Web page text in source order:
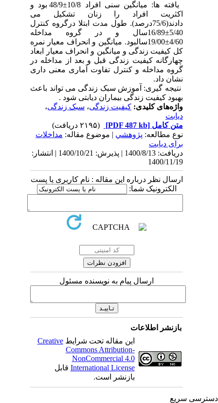
یافته ها: میانگین سنی افراد 10/8±48/9 بود و
اکثریت افراد را زنان تشکیل می
دادند(75/6درصد). طول مدت ابتلا درگروه کنترل
5/40±16/89سال و در گروه مداخله
4/60±19/00سالبود. میانگین و انحراف معیار نمره
کل کیفیت زندگی و میانگین و انحراف معیار ابعاد
چهارگانه کیفیت زندگی قبل و بعد از مداخله در
گروه مداخله و کنترل تفاوت آماری معنی داری
نشان داد.
نتیجه گیری: آموزش سبک زندگی می تواند باعث
بهبود کیفیت زندگی بیماران دیابتی شود .
واژه‌های کلیدی:کیفیت زندگی،سبک زندگی،
دیابت
متن کامل[PDF 487 kb]
نوع مطالعه:پژوهشي| موضوع مقاله:مداخلات
برای دیابت
دریافت: 1400/8/13 | پذیرش: 1400/10/21 | انتشار:
1400/11/19
ارسال نظر درباره این مقاله : نام کاربری یا پست
الکترونیک شما:
ارسال پیام به نویسنده مسئول
بازنشر اطلاعات
این مقاله تحت شرایطCreative
Commons Attribution-
NonCommercial 4.0
International Licenseقابل
بازنشر است.
سریع